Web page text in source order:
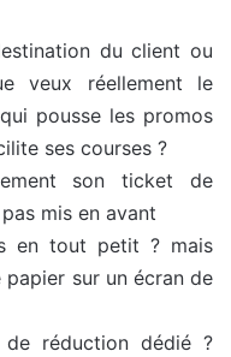
du client ou
veux réellement le
pousse les promos
ses courses ?
son ticket de
mis en avant
en tout petit ? mais
sur un écran de
réduction dédié ?